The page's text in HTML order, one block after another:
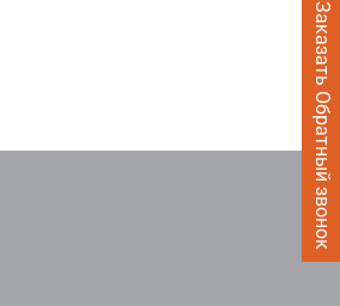
Заказать Обратный звонок